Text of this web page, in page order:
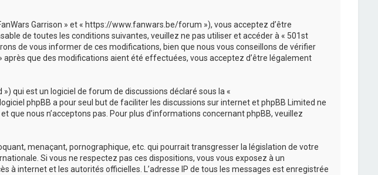
Garrison » et « https://www.fanwars.be/forum »), vous acceptez d’être
de toutes les conditions suivantes, veuillez ne pas utiliser et accéder à « 501st
de vous informer de ces modifications, bien que nous vous conseillons de vérifier
que des modifications aient été effectuées, vous acceptez d’être légalement
qui est un logiciel de forum de discussions déclaré sous la «
phpBB a pour seul but de faciliter les discussions sur internet et phpBB Limited ne
nous n’acceptons pas. Pour plus d’informations concernant phpBB, veuillez
menaçant, pornographique, etc. qui pourrait transgresser la législation de votre
Si vous ne respectez pas ces dispositions, vous vous exposez à un
à internet et les autorités officielles. L’adresse IP de tous les messages est enregistrée